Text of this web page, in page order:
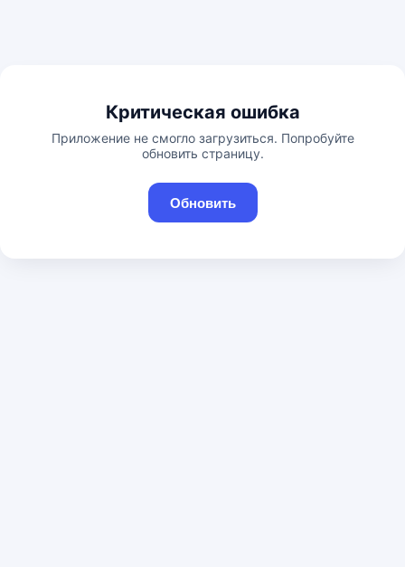
Критическая ошибка
Приложение не смогло загрузиться. Попробуйте
обновить страницу.
Обновить